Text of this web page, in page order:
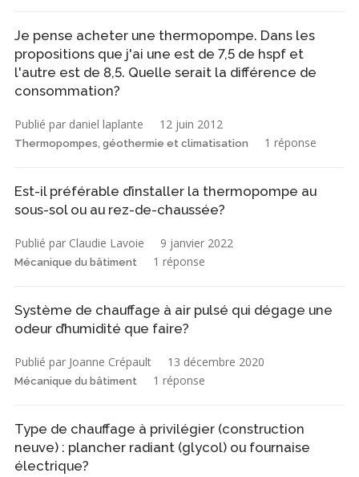
Je pense acheter une thermopompe. Dans les
propositions que j'ai une est de 7,5 de hspf et
l'autre est de 8,5. Quelle serait la différence de
consommation?
Publié par daniel laplante 12 juin 2012
Thermopompes, géothermie et climatisation 1 réponse
Est-il préférable d’installer la thermopompe au
sous-sol ou au rez-de-chaussée?
Publié par Claudie Lavoie 9 janvier 2022
Mécanique du bâtiment 1 réponse
Système de chauffage à air pulsé qui dégage une
odeur d’humidité que faire?
Publié par Joanne Crépault 13 décembre 2020
Mécanique du bâtiment 1 réponse
Type de chauffage à privilégier (construction
neuve) : plancher radiant (glycol) ou fournaise
électrique?